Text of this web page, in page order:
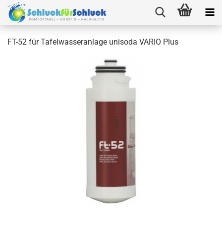
FT-52 für Tafelwasseranlage unisoda VARIO Plus